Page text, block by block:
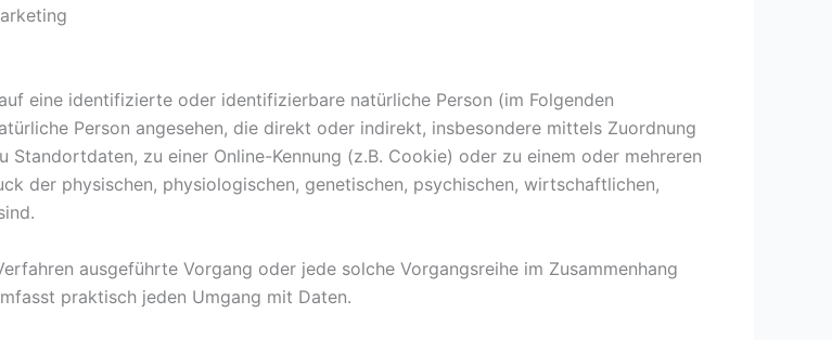
eine identifizierte oder identifizierbare natürliche Person (im Folgenden
Person angesehen, die direkt oder indirekt, insbesondere mittels Zuordnung
Standortdaten, zu einer Online-Kennung (z.B. Cookie) oder zu einem oder mehreren
der physischen, physiologischen, genetischen, psychischen, wirtschaftlichen,
ausgeführte Vorgang oder jede solche Vorgangsreihe im Zusammenhang
praktisch jeden Umgang mit Daten.